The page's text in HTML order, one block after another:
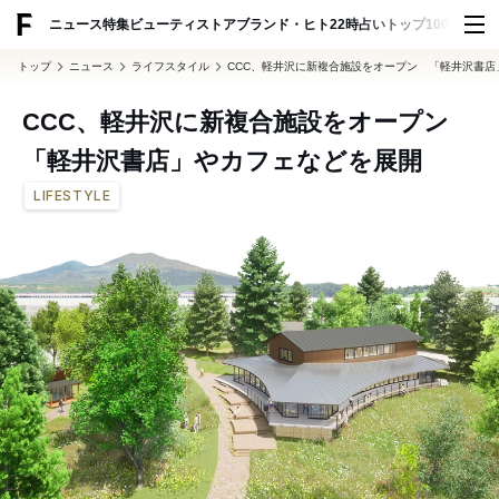
ニュース特集ビューティ ストアブランド・ヒト22時占い トップ100 スナッ
トップ ニュース ライフスタイル CCC、軽井沢に新複合施設をオープン 「軽井沢書店
CCC、軽井沢に新複合施設をオープン
「軽井沢書店」やカフェなどを展開
LIFESTYLE